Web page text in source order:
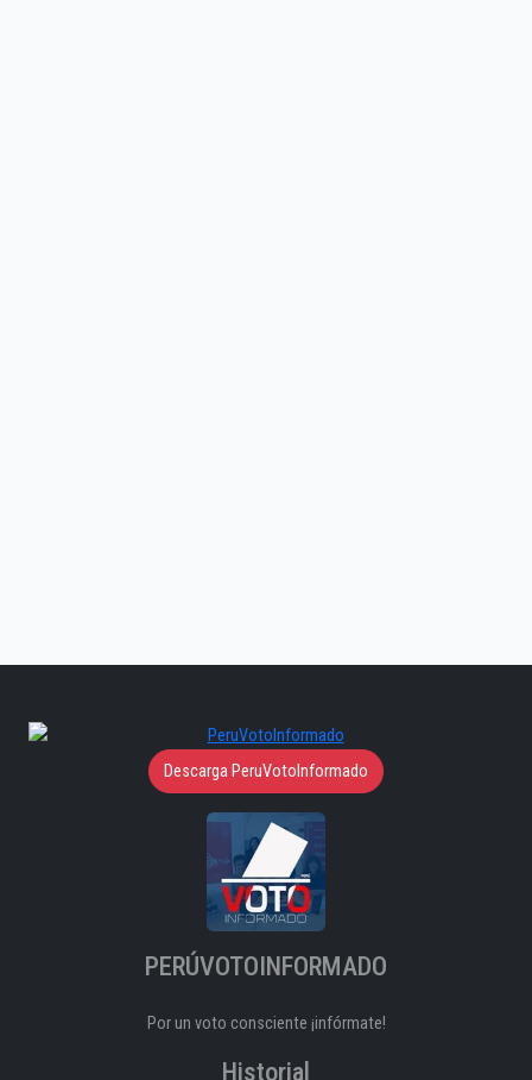
Descarga PeruVotoInformado
PERÚVOTOINFORMADO
Por un voto consciente ¡infórmate!
Historial